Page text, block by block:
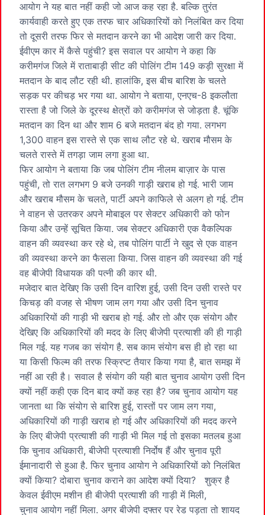
आयोग ने यह बात नहीं कही जो आज कह रहा है. बल्कि तुरंत
कार्यवाही करते हुए एक तरफ चार अधिकारियों को निलंबित कर दिया
तो दूसरी तरफ फिर से मतदान करने का भी आदेश जारी कर दिया.
ईवीएम कार में कैसे पहुंची? इस सवाल पर आयोग ने कहा कि
करीमगंज जिले में राताबाड़ी सीट की पोलिंग टीम 149 कड़ी सुरक्षा में
मतदान के बाद लौट रही थी. हालांकि, इस बीच बारिश के चलते
सड़क पर कीचड़ भर गया था. आयोग ने बताया, एनएच-8 इकलौता
रास्ता है जो जिले के दूरस्थ क्षेत्रों को करीमगंज से जोड़ता है. चूंकि
मतदान का दिन था और शाम 6 बजे मतदान बंद हो गया. लगभग
1,300 वाहन इस रास्ते से एक साथ लौट रहे थे. खराब मौसम के
चलते रास्ते में तगड़ा जाम लगा हुआ था.
फिर आयोग ने बताया कि जब पोलिंग टीम नीलम बाज़ार के पास
पहुंची, तो रात लगभग 9 बजे उनकी गाड़ी खराब हो गई. भारी जाम
और खराब मौसम के चलते, पार्टी अपने काफिले से अलग हो गई. टीम
ने वाहन से उतरकर अपने मोबाइल पर सेक्टर अधिकारी को फोन
किया और उन्हें सूचित किया. जब सेक्टर अधिकारी एक वैकल्पिक
वाहन की व्यवस्था कर रहे थे, तब पोलिंग पार्टी ने खुद से एक वाहन
की व्यवस्था करने का फैसला किया. जिस वाहन की व्यवस्था की गई
वह बीजेपी विधायक की पत्नी की कार थी.
मजेदार बात देखिए कि उसी दिन वारिश हुई, उसी दिन उसी रास्ते पर
किचड़ की वजह से भीषण जाम लग गया और उसी दिन चुनाव
अधिकारियों की गाड़ी भी खराब हो गई. और तो और एक संयोग और
देखिए कि अधिकारियों की मदद के लिए बीजेपी प्रत्याशी की ही गाड़ी
मिल गई. यह गजब का संयोग है. सब काम संयोग बस ही हो रहा था
या किसी फिल्म की तरफ स्क्रिप्ट तैयार किया गया है, बात समझ में
नहीं आ रही है। सवाल है संयोग की यही बात चुनाव आयोग उसी दिन
क्यों नहीं कही एक दिन बाद क्यों कह रहा है? जब चुनाव आयोग यह
जानता था कि संयोग से बारिश हुई, रास्तों पर जाम लग गया,
अधिकारियों की गाड़ी खराब हो गई और अधिकारियों की मदद करने
के लिए बीजेपी प्रत्याशी की गाड़ी भी मिल गई तो इसका मतलब हुआ
कि चुनाव अधिकारी, बीजेपी प्रत्याशी निर्दोष हैं और चुनाव पूरी
ईमानादारी से हुआ है. फिर चुनाव आयोग ने अधिकारियों को निलंबित
क्यों किया? दोबारा चुनाव कराने का आदेश क्यों दिया? शुक्र है
केवल ईवीएम मशीन ही बीजेपी प्रत्याशी की गाड़ी में मिली,
चुनाव आयोग नहीं मिला. अगर बीजेपी दफ्तर पर रेड पड़ता तो शायद